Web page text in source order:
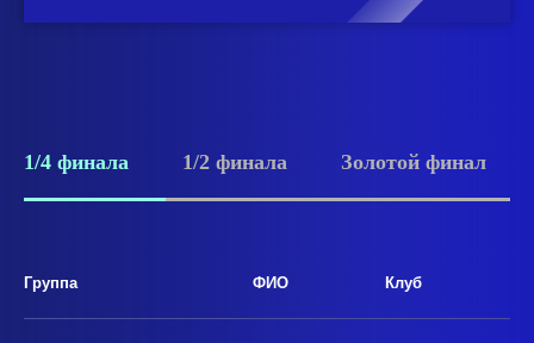
1/4 финала 1/2 финала Золотой финал
Группа ФИО Клуб